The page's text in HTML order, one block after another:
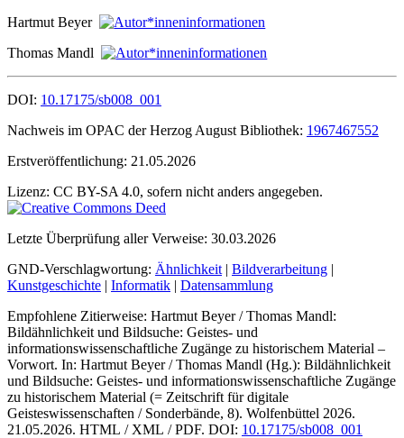
Hartmut Beyer
Thomas Mandl
DOI: 10.17175/sb008_001
Nachweis im OPAC der Herzog August Bibliothek: 1967467552
Erstveröffentlichung: 21.05.2026
Lizenz: CC BY-SA 4.0, sofern nicht anders angegeben.
Letzte Überprüfung aller Verweise: 30.03.2026
GND-Verschlagwortung: Ähnlichkeit | Bildverarbeitung |
Kunstgeschichte | Informatik | Datensammlung
Empfohlene Zitierweise: Hartmut Beyer / Thomas Mandl:
Bildähnlichkeit und Bildsuche: Geistes- und
informationswissenschaftliche Zugänge zu historischem Material –
Vorwort. In: Hartmut Beyer / Thomas Mandl (Hg.): Bildähnlichkeit
und Bildsuche: Geistes- und informationswissenschaftliche Zugänge
zu historischem Material (= Zeitschrift für digitale
Geisteswissenschaften / Sonderbände, 8). Wolfenbüttel 2026.
21.05.2026. HTML / XML / PDF. DOI: 10.17175/sb008_001